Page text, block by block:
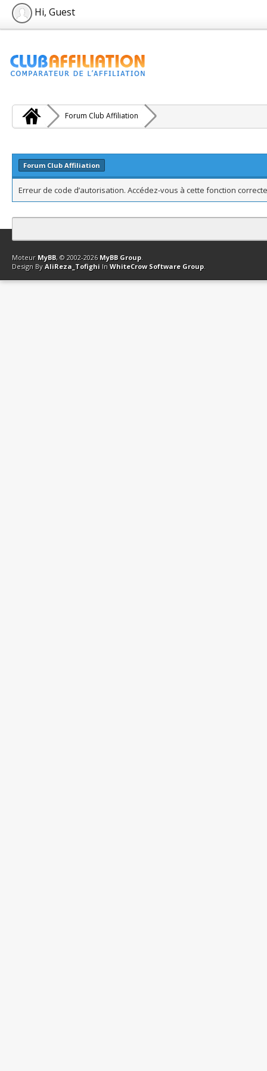
Hi, Guest
Forum Club Affiliation
Forum Club Affiliation
Erreur de code d’autorisation. Accédez-vous à cette fonction
Contact Club Affiliation Retourner en haut Version bas-débit
Moteur MyBB, © 2002-2026 MyBB Group.
Design By AliReza_Tofighi In WhiteCrow Software Group.